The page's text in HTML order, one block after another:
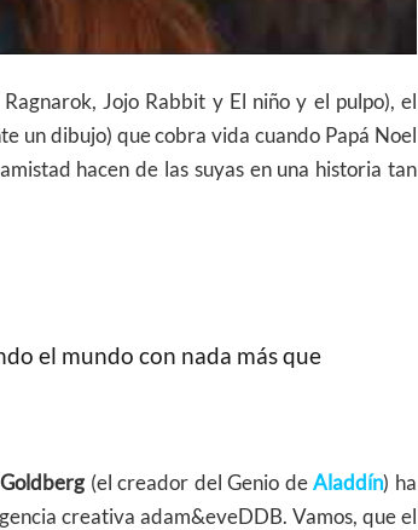
Jojo Rabbit y El niño y el pulpo), el
un dibujo) que cobra vida cuando Papá Noel
hacen de las suyas en una historia tan
el mundo con nada más que
(el creador del Genio deAladdín) ha
creativa adam&eveDDB. Vamos, que el